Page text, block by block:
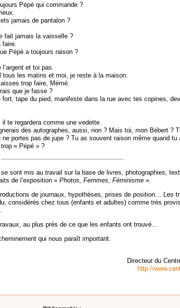
Pépé qui commande ?
jamais de pantalon ?
fait jamais la vaisselle ?
Pépé a toujours raison ?
et toi pas.
tous les matins et moi, je reste à la maison.
trop faire, Mémé.
que je fasse ?
tape du pied, manifeste dans la rue avec tes copines,
te regardera comme une vedette.
des autographes, aussi, non ? Mais toi, mon Bébert ?
portes pas de jupe ? Tu as souvent raison même quand tu
« Pépé » ?
sont mis au travail sur la base de livres, photographies,
de l’exposition « Photos, Femmes, Féminisme ».
de journaux, hypothèses, prises de position… Les
considérés chez tous (enfants et adultes) comme très
au plus près de ce que les enfants ont trouvé…
qui nous paraît important.
Directeur du
http://